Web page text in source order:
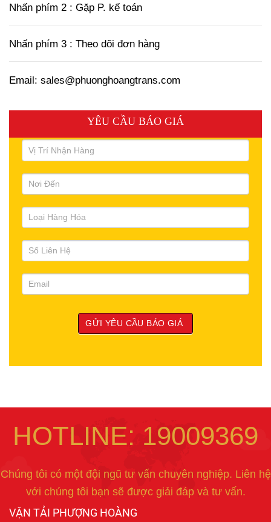
Nhấn phím 2 : Gặp P. kế toán
Nhấn phím 3 : Theo dõi đơn hàng
Email: sales@phuonghoangtrans.com
YÊU CẦU BÁO GIÁ
HOTLINE: 19009369
Chúng tôi có một đội ngũ tư vấn chuyên nghiệp. Liên hệ
với chúng tôi bạn sẽ được giải đáp và tư vấn.
VẬN TẢI PHƯỢNG HOÀNG